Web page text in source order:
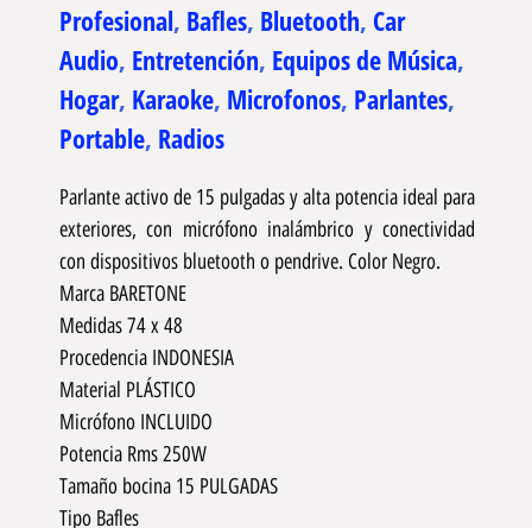
Profesional, Bafles, Bluetooth, Car
Audio, Entretención, Equipos de Música,
Hogar, Karaoke, Microfonos, Parlantes,
Portable, Radios
Parlante activo de 15 pulgadas y alta potencia ideal para
exteriores, con micrófono inalámbrico y conectividad
con dispositivos bluetooth o pendrive. Color Negro.
Marca BARETONE
Medidas 74 x 48
Procedencia INDONESIA
Material PLÁSTICO
Micrófono INCLUIDO
Potencia Rms 250W
Tamaño bocina 15 PULGADAS
Tipo Bafles